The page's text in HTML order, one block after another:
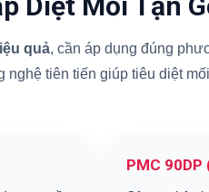
quả, cần áp dụng đúng
nghệ tiên tiến giúp tiêu diệt
PMC 90DP